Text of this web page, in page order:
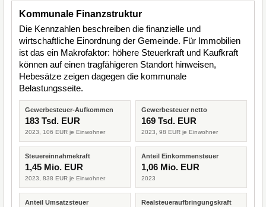
Kommunale Finanzstruktur
Die Kennzahlen beschreiben die finanzielle und
wirtschaftliche Einordnung der Gemeinde. Für Immobilien
ist das ein Makrofaktor: höhere Steuerkraft und Kaufkraft
können auf einen tragfähigeren Standort hinweisen,
Hebesätze zeigen dagegen die kommunale
Belastungsseite.
Gewerbesteuer-Aufkommen
183 Tsd. EUR
2023, 106 EUR je Einwohner
Gewerbesteuer netto
169 Tsd. EUR
2023, 98 EUR je Einwohner
Steuereinnahmekraft
1,45 Mio. EUR
2023, 838 EUR je Einwohner
Anteil Einkommensteuer
1,06 Mio. EUR
2023
Anteil Umsatzsteuer Realsteueraufbringungskraft